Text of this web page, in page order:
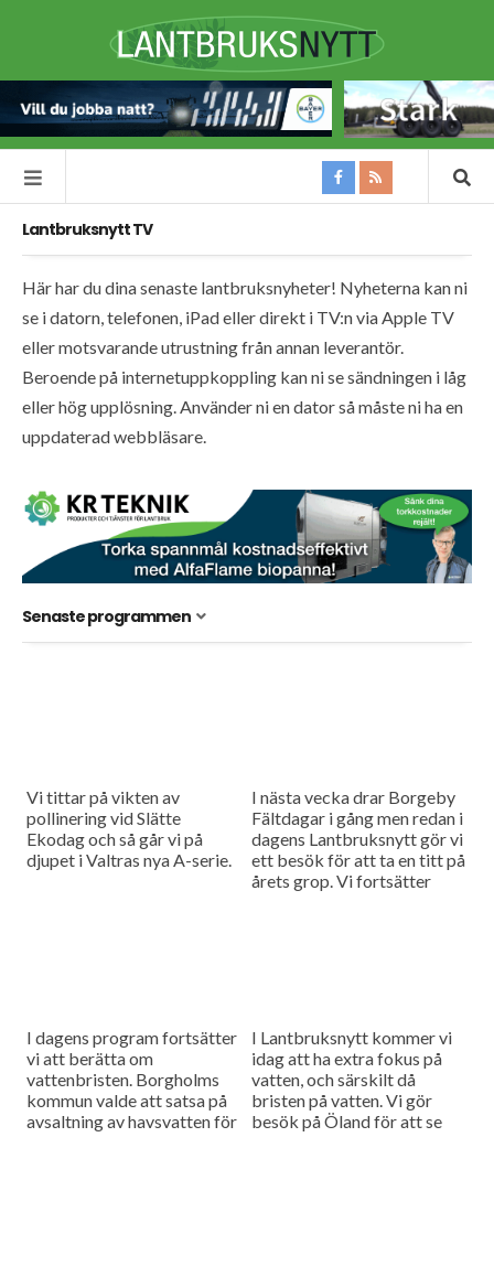
Lantbruksnytt TV
Här har du dina senaste lantbruksnyheter! Nyheterna kan ni
se i datorn, telefonen, iPad eller direkt i TV:n via Apple TV
eller motsvarande utrustning från annan leverantör.
Beroende på internetuppkoppling kan ni se sändningen i låg
eller hög upplösning. Använder ni en dator så måste ni ha en
uppdaterad webbläsare.
Senaste programmen
Vi tittar på vikten av
pollinering vid Slätte
Ekodag och så går vi på
djupet i Valtras nya A-serie.
I nästa vecka drar Borgeby
Fältdagar i gång men redan i
dagens Lantbruksnytt gör vi
ett besök för att ta en titt på
årets grop. Vi fortsätter
I dagens program fortsätter
vi att berätta om
vattenbristen. Borgholms
kommun valde att satsa på
avsaltning av havsvatten för
I Lantbruksnytt kommer vi
idag att ha extra fokus på
vatten, och särskilt då
bristen på vatten. Vi gör
besök på Öland för att se